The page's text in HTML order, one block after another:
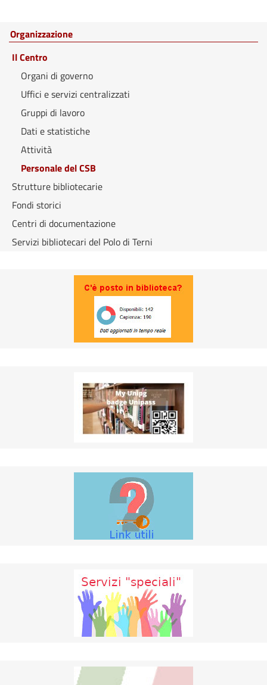
Organizzazione
Il Centro
Organi di governo
Uffici e servizi centralizzati
Gruppi di lavoro
Dati e statistiche
Attività
Personale del CSB
Strutture bibliotecarie
Fondi storici
Centri di documentazione
Servizi bibliotecari del Polo di Terni